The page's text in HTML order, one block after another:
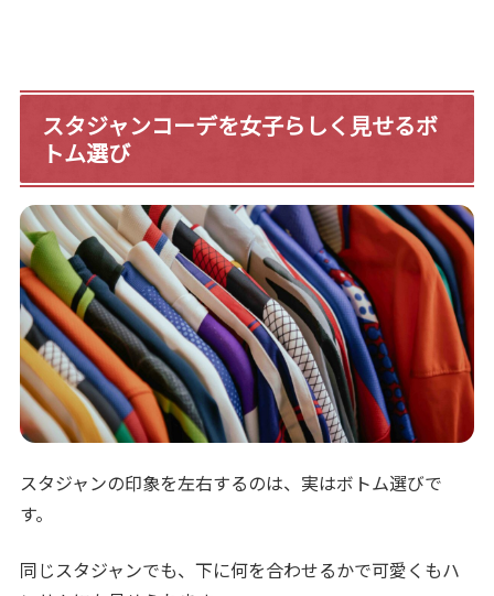
スタジャンコーデを女子らしく見せるボ
トム選び
スタジャンの印象を左右するのは、実はボトム選びで
す。
同じスタジャンでも、下に何を合わせるかで可愛くもハ